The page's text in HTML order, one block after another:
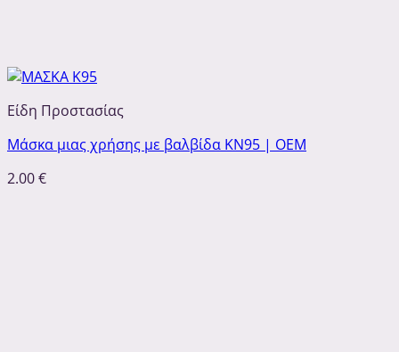
Είδη Προστασίας
Μάσκα μιας χρήσης με βαλβίδα ΚΝ95 | ΟΕΜ
2.00€